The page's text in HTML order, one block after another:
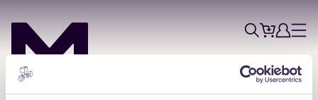
ZoekTicketsAccount
Menu